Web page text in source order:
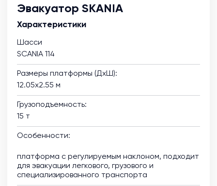
Эвакуатор SKANIA
Характеристики
Шасси
SCANIA 114
Размеры платформы (ДхШ):
12.05х2.55 м
Грузоподъемность:
15 т
Особенности:
платформа с регулируемым наклоном, подходит
для эвакуации легкового, грузового и
специализированного транспорта